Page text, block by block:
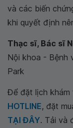
và các biến
khi quyết định
Thạc sĩ, Bác sĩ
Nội khoa - Bệnh
Park
Để đặt lịch khám
HOTLINE, đặt
TẠI ĐÂY. Tải và